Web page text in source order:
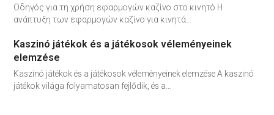
Οδηγός για τη χρήση εφαρμογών καζίνο στο κινητό Η
ανάπτυξη των εφαρμογών καζίνο για κινητά…
Kaszinó játékok és a játékosok véleményeinek
elemzése
Kaszinó játékok és a játékosok véleményeinek elemzése A kaszinó
játékok világa folyamatosan fejlődik, és a…